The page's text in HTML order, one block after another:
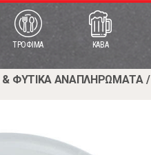
ΤΡΟΦΙΜΑ ΚΑΒΑ
& ΦΥΤΙΚΑ ΑΝΑΠΛΗΡΩΜΑΤΑ /